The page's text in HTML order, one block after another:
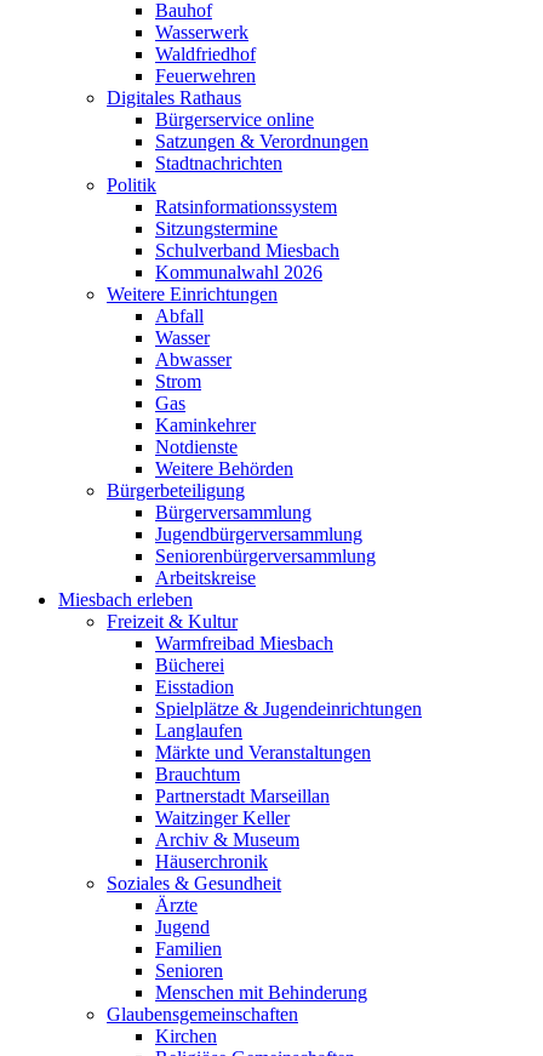
Bauhof
Wasserwerk
Waldfriedhof
Feuerwehren
Digitales Rathaus
Bürgerservice online
Satzungen & Verordnungen
Stadtnachrichten
Politik
Ratsinformationssystem
Sitzungstermine
Schulverband Miesbach
Kommunalwahl 2026
Weitere Einrichtungen
Abfall
Wasser
Abwasser
Strom
Gas
Kaminkehrer
Notdienste
Weitere Behörden
Bürgerbeteiligung
Bürgerversammlung
Jugendbürgerversammlung
Seniorenbürgerversammlung
Arbeitskreise
Miesbach erleben
Freizeit & Kultur
Warmfreibad Miesbach
Bücherei
Eisstadion
Spielplätze & Jugendeinrichtungen
Langlaufen
Märkte und Veranstaltungen
Brauchtum
Partnerstadt Marseillan
Waitzinger Keller
Archiv & Museum
Häuserchronik
Soziales & Gesundheit
Ärzte
Jugend
Familien
Senioren
Menschen mit Behinderung
Glaubensgemeinschaften
Kirchen